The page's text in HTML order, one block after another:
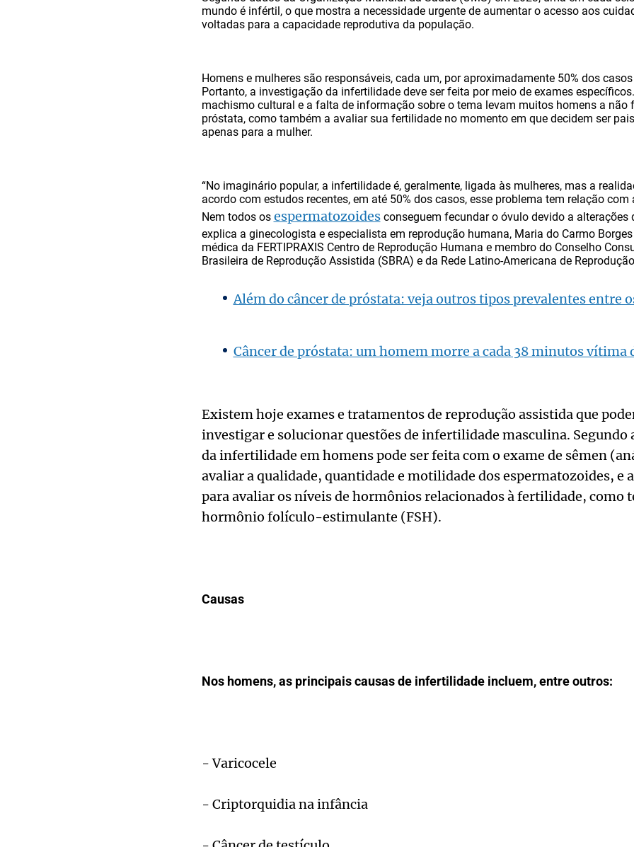
mundo é infértil, o que mostra a necessidade urgente de aumentar o acesso aos
voltadas para a capacidade reprodutiva da população.
Homens e mulheres são responsáveis, cada um, por aproximadamente 50% dos
Portanto, a investigação da infertilidade deve ser feita por meio de exames
machismo cultural e a falta de informação sobre o tema levam muitos homens a não
próstata, como também a avaliar sua fertilidade no momento em que decidem ser
apenas para a mulher.
“No imaginário popular, a infertilidade é, geralmente, ligada às mulheres, mas a
acordo com estudos recentes, em até 50% dos casos, esse problema tem relação com
Nem todos os espermatozoidesconseguem fecundar o óvulo devido a alterações
explica a ginecologista e especialista em reprodução humana, Maria do Carmo
médica da FERTIPRAXIS Centro de Reprodução Humana e membro do Conselho
Brasileira de Reprodução Assistida (SBRA) e da Rede Latino-Americana de
Além do câncer de próstata: veja outros tipos prevalentes entre
Câncer de próstata: um homem morre a cada 38 minutos vítima
Existem hoje exames e tratamentos de reprodução assistida que
investigar e solucionar questões de infertilidade masculina. Segundo
da infertilidade em homens pode ser feita com o exame de sêmen
avaliar a qualidade, quantidade e motilidade dos espermatozoides, e
para avaliar os níveis de hormônios relacionados à fertilidade, como
hormônio folículo-estimulante (FSH).
Causas
Nos homens, as principais causas de infertilidade incluem, entre outros:
- Varicocele
- Criptorquidia na infância